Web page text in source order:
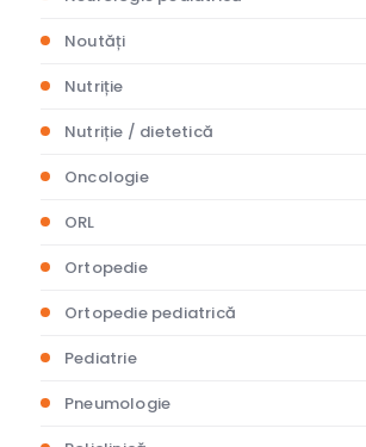
Noutăți
Nutriție
Nutriție / dietetică
Oncologie
ORL
Ortopedie
Ortopedie pediatrică
Pediatrie
Pneumologie